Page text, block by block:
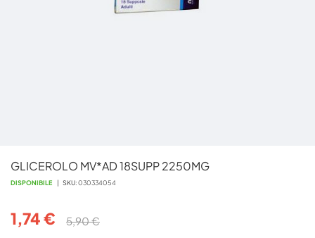
GLICEROLO MV*AD 18SUPP 2250MG
DISPONIBILE SKU 030334054
1,74 € 5,90 €
all'inizio
della
immagini